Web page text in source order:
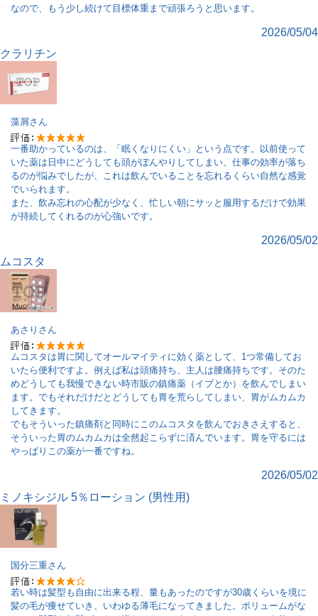
なので、もう少し続けて目標体重まで頑張ろうと思います。
2026/05/04
クラリチン
藻屑さん
一番助かっているのは、「眠くなりにくい」という点です。以前使って
いた薬は日中にどうしても頭がぼんやりしてしまい、仕事の効率が落ち
るのが悩みでしたが、これは飲んでいることを忘れるくらい自然な感覚
でいられます。
また、飲み忘れの心配が少なく、忙しい朝にサッと服用するだけで効果
が持続してくれるのが心強いです。
2026/05/02
ムコスタ
あさり さん
ムコスタは胃に関してオールマイティに効く薬として、1つ常備してお
いたら便利ですよ。例えば私は頭痛持ち、主人は腰痛持ちです。そのた
めどうしても我慢できない時市販の鎮痛薬（イブとか）を飲んでしまい
ます。でもそれだけだとどうしても胃を荒らしてしまい、胃がムカムカ
してきます。
でもそういった鎮痛剤と同時にこのムコスタを飲んでおきさえすると、
そういった胃のムカムカは全然起こらずに済んでいます。胃を守るには
やっぱりこの薬が一番ですね。
2026/05/02
ミノキシジル 5％ローション (男性用)
国分三重さん
若い時は髪型も自由に出来る程、量もあったのですが30歳くらいを境に
髪の毛が痩せていき、いわゆる薄毛になってきました。ボリュームがな